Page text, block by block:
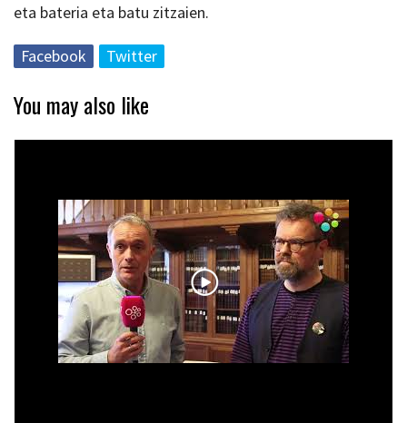
eta bateria eta batu zitzaien.
Facebook Twitter
You may also like